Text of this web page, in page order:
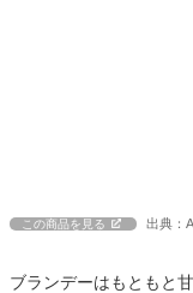
この商品を見る 出典：
ブランデーはもともと